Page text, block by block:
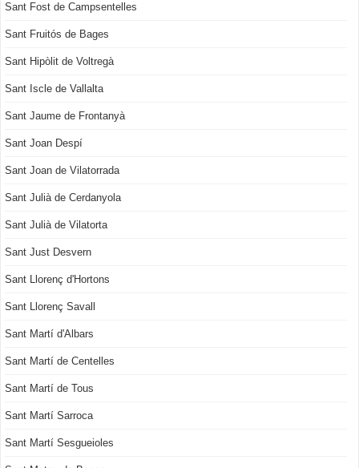
Sant Fost de Campsentelles
Sant Fruitós de Bages
Sant Hipòlit de Voltregà
Sant Iscle de Vallalta
Sant Jaume de Frontanyà
Sant Joan Despí
Sant Joan de Vilatorrada
Sant Julià de Cerdanyola
Sant Julià de Vilatorta
Sant Just Desvern
Sant Llorenç d'Hortons
Sant Llorenç Savall
Sant Martí d'Albars
Sant Martí de Centelles
Sant Martí de Tous
Sant Martí Sarroca
Sant Martí Sesgueioles